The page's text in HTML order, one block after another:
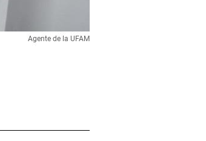
Agente de la UFAM